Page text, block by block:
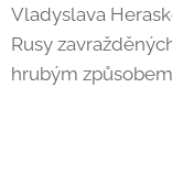
Vladyslava
Rusy
hrubým